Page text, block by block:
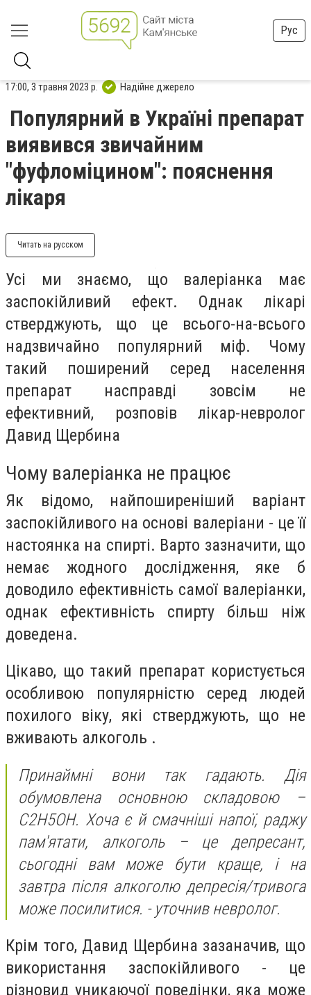
Рус
17:00, 3 травня 2023 р. Надійне джерело
Популярний в Україні препарат
виявився звичайним
"фуфломіцином": пояснення
лікаря
Читать на русском
Усі ми знаємо, що валеріанка має
заспокійливий ефект. Однак лікарі
стверджують, що це всього-на-всього
надзвичайно популярний міф. Чому
такий поширений серед населення
препарат насправді зовсім не
ефективний, розповів лікар-невролог
Давид Щербина
Чому валеріанка не працює
Як відомо, найпоширеніший варіант
заспокійливого на основі валеріани - це її
настоянка на спирті. Варто зазначити, що
немає жодного дослідження, яке б
доводило ефективність самої валеріанки,
однак ефективність спирту більш ніж
доведена.
Цікаво, що такий препарат користується
особливою популярністю серед людей
похилого віку, які стверджують, що не
вживають алкоголь .
Принаймні вони так гадають. Дія
обумовлена основною складовою –
С2Н5ОН. Хоча є й смачніші напої, раджу
пам'ятати, алкоголь – це депресант,
сьогодні вам може бути краще, і на
завтра після алкоголю депресія/тривога
може посилитися. - уточнив невролог.
Крім того, Давид Щербина зазаначив, що
використання заспокійливого - це
різновид уникаючої поведінки, яка може